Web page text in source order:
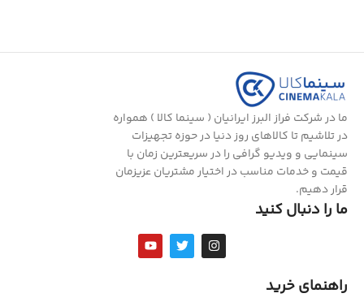
ما در شرکت فراز البرز ایرانیان ( سینما کالا ) همواره
در تلاشیم تا کالاهای روز دنیا در حوزه تجهیزات
سینمایی و ویدیو گرافی را در سریعترین زمان با
قیمت و خدمات مناسب در اختیار مشتریان عزیزمان
قرار دهیم.
ما را دنبال کنید
راهنمای خرید